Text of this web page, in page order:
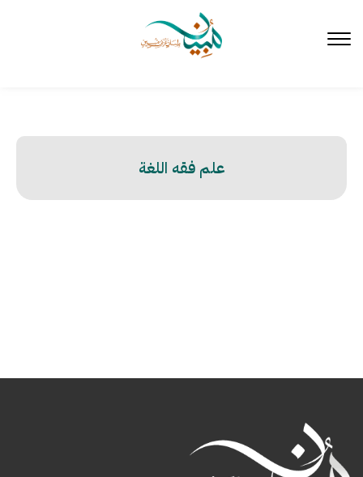
المحتوى
علم فقه اللغة